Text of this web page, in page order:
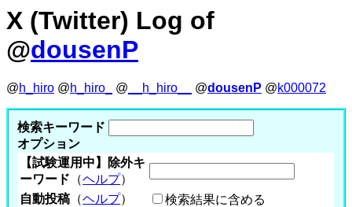
X (Twitter) Log of
@dousenP
@h_hiro @h_hiro_ @ __h_hiro__ @dousenP @k000072
検索キーワード
オプション
【試験運用中】除外キ
ーワード （ヘルプ）
自動投稿 （ヘルプ） 検索結果に含める